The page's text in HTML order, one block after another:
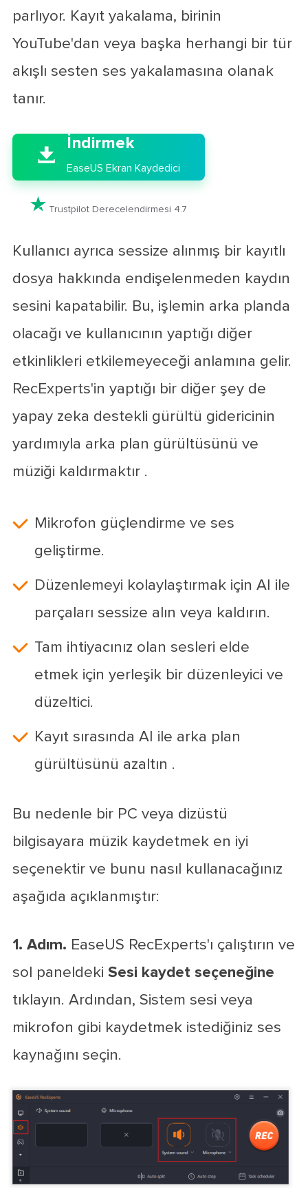
parlıyor. Kayıt yakalama, birinin
YouTube'dan veya başka herhangi bir tür
akışlı sesten ses yakalamasına olanak
tanır.


İndirmek
EaseUS Ekran Kaydedici
 Trustpilot Derecelendirmesi 4.7
Kullanıcı ayrıca sessize alınmış bir kayıtlı
dosya hakkında endişelenmeden kaydın
sesini kapatabilir. Bu, işlemin arka planda
olacağı ve kullanıcının yaptığı diğer
etkinlikleri etkilemeyeceği anlamına gelir.
RecExperts'in yaptığı bir diğer şey de
yapay zeka destekli gürültü gidericinin
yardımıyla arka plan gürültüsünü ve
müziği kaldırmaktır .
Mikrofon güçlendirme ve ses
geliştirme.
Düzenlemeyi kolaylaştırmak için AI ile
parçaları sessize alın veya kaldırın.
Tam ihtiyacınız olan sesleri elde
etmek için yerleşik bir düzenleyici ve
düzeltici.
Kayıt sırasında AI ile arka plan
gürültüsünü azaltın .
Bu nedenle bir PC veya dizüstü
bilgisayara müzik kaydetmek en iyi
seçenektir ve bunu nasıl kullanacağınız
aşağıda açıklanmıştır:
1. Adım. EaseUS RecExperts'ı çalıştırın ve
sol paneldeki Sesi kaydet seçeneğine
tıklayın. Ardından, Sistem sesi veya
mikrofon gibi kaydetmek istediğiniz ses
kaynağını seçin.